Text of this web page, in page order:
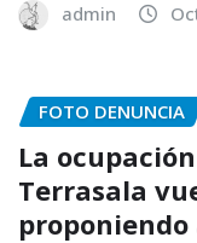
admin
FOTO DENUNCIA
La
Terrasala